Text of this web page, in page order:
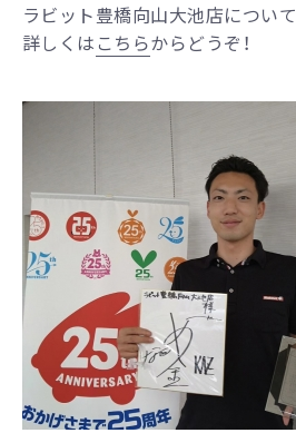
ラビット豊橋向山大池店について
詳しくは こちらからどうぞ！